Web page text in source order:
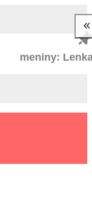
meniny: